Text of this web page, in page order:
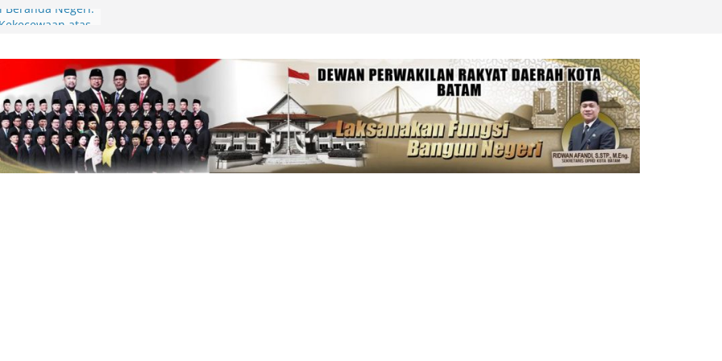
Beranda Negeri:
Gerakan
Dorong
Cek Kesehatan
Deby Maryanti
Perubahan